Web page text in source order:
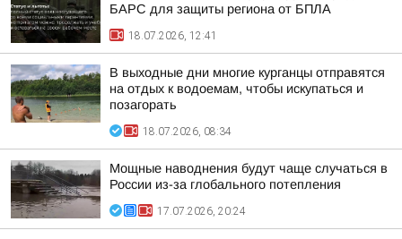
БАРС для защиты региона от БПЛА
18.07.2026, 12:41
В выходные дни многие курганцы отправятся
на отдых к водоемам, чтобы искупаться и
позагорать
18.07.2026, 08:34
Мощные наводнения будут чаще случаться в
России из-за глобального потепления
17.07.2026, 20:24